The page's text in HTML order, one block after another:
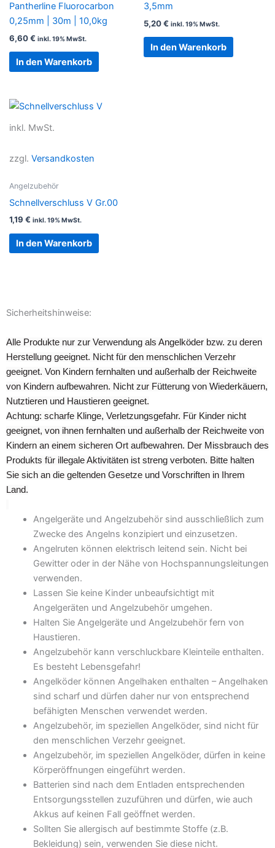
Pantherline Fluorocarbon
0,25mm | 30m | 10,0kg
6,60€ inkl. 19% MwSt.
In den Warenkorb
3,5mm
5,20€ inkl. 19% MwSt.
In den Warenkorb
inkl. MwSt.
zzgl. Versandkosten
Angelzubehör
Schnellverschluss V Gr.00
1,19 € inkl. 19% MwSt.
In den Warenkorb
Sicherheitshinweise:
Alle Produkte nur zur Verwendung als Angelköder bzw. zu deren
Herstellung geeignet. Nicht für den menschlichen Verzehr
geeignet. Von Kindern fernhalten und außerhalb der Reichweite
von Kindern aufbewahren. Nicht zur Fütterung von Wiederkäuern,
Nutztieren und Haustieren geeignet.
Achtung: scharfe Klinge, Verletzungsgefahr. Für Kinder nicht
geeignet, von ihnen fernhalten und außerhalb der Reichweite von
Kindern an einem sicheren Ort aufbewahren. Der Missbrauch des
Produkts für illegale Aktivitäten ist streng verboten. Bitte halten
Sie sich an die geltenden Gesetze und Vorschriften in Ihrem
Land.
Angelgeräte und Angelzubehör sind ausschließlich zum
Zwecke des Angelns konzipiert und einzusetzen.
Angelruten können elektrisch leitend sein. Nicht bei
Gewitter oder in der Nähe von Hochspannungsleitungen
verwenden.
Lassen Sie keine Kinder unbeaufsichtigt mit
Angelgeräten und Angelzubehör umgehen.
Halten Sie Angelgeräte und Angelzubehör fern von
Haustieren.
Angelzubehör kann verschluckbare Kleinteile enthalten.
Es besteht Lebensgefahr!
Angelköder können Angelhaken enthalten – Angelhaken
sind scharf und dürfen daher nur von entsprechend
befähigten Menschen verwendet werden.
Angelzubehör, im speziellen Angelköder, sind nicht für
den menschlichen Verzehr geeignet.
Angelzubehör, im speziellen Angelköder, dürfen in keine
Körperöffnungen eingeführt werden.
Batterien sind nach dem Entladen entsprechenden
Entsorgungsstellen zuzuführen und dürfen, wie auch
Akkus auf keinen Fall geöffnet werden.
Sollten Sie allergisch auf bestimmte Stoffe (z.B.
Bekleidung) sein, verwenden Sie diese nicht.